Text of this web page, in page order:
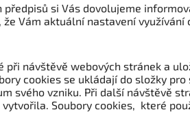
si Vás dovolujeme
Vám aktuální nastavení využívání
návštěvě webových stránek a
cookies se ukládají do složky pro
svého vzniku. Při další návštěvě
Soubory cookies, které